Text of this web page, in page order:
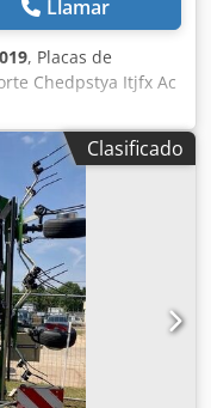
Llamar
, Placas de
Chedpstya Itjfx Ac
Clasificado